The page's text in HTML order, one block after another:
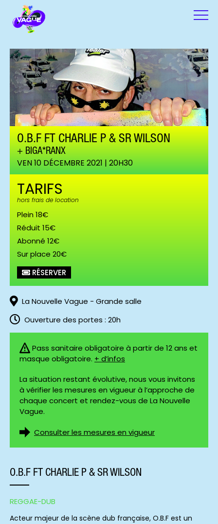
O.B.F FT CHARLIE P & SR WILSON
BIGA*RANX
VEN 10 DÉCEMBRE 2021 | 20H30
TARIFS
hors frais de location
Plein 18€
Réduit 15€
Abonné 12€
Sur place 20€
RÉSERVER
La Nouvelle Vague - Grande salle
Ouverture des portes : 20h
Pass sanitaire obligatoire à partir de 12 ans et
masque obligatoire. + d’infos
La situation restant évolutive, nous vous invitons
à vérifier les mesures en vigueur à l’approche de
chaque concert et rendez-vous de La Nouvelle
Vague.
Consulter les mesures en vigueur
O.B.F FT CHARLIE P & SR WILSON
REGGAE-DUB
Acteur majeur de la scène dub française, O.B.F est un